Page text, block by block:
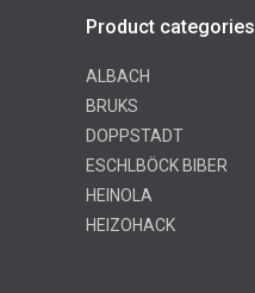
Product categories
ALBACH
BRUKS
DOPPSTADT
ESCHLBÖCK BIBER
HEINOLA
HEIZOHACK